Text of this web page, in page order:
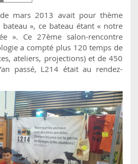
mars 2013 avait pour thème
», ce bateau étant « notre
». Ce 27ème salon-rencontre
a compté plus 120 temps de
ateliers, projections) et de 450
passé, L214 était au rendez-